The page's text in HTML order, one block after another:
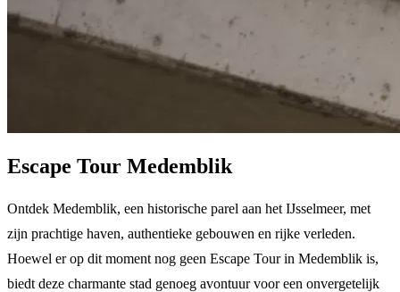
Escape Tour Medemblik
Ontdek Medemblik, een historische parel aan het IJsselmeer, met
zijn prachtige haven, authentieke gebouwen en rijke verleden.
Hoewel er op dit moment nog geen Escape Tour in Medemblik is,
biedt deze charmante stad genoeg avontuur voor een onvergetelijk